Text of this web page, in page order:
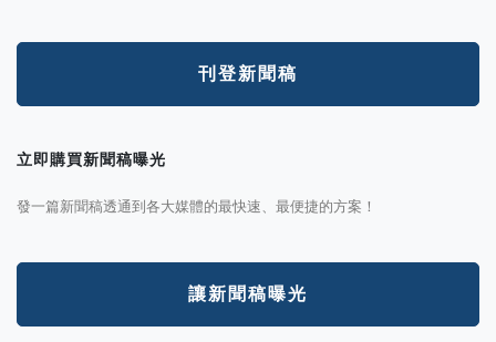
刊登新聞稿
立即購買新聞稿曝光
發一篇新聞稿透通到各大媒體的最快速、最便捷的方案！
讓新聞稿曝光